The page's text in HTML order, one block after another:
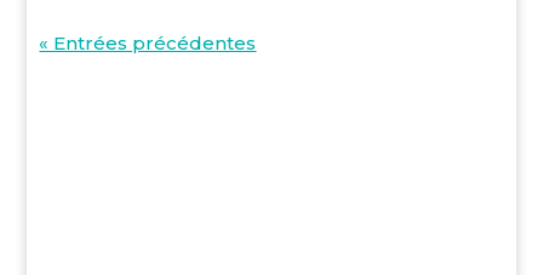
« Entrées précédentes